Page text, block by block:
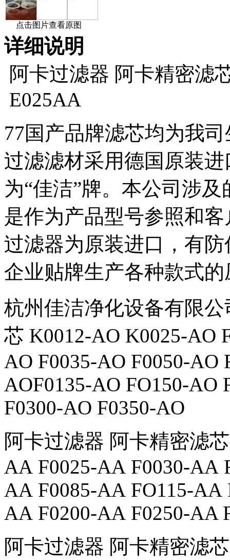
点击图片查看原图
详细说明
阿卡过滤器 阿卡精密滤
E025AA
77国产品牌滤芯均为我
过滤滤材采用德国原装
为“佳洁”牌。本公司涉
是作为产品型号参照和
过滤器为原装进口，有
企业贴牌生产各种款式
杭州佳洁净化设备有限
芯 K0012-AO K0025-AO
AO F0035-AO F0050-AO
AOF0135-AO FO150-AO
F0300-AO F0350-AO
阿卡过滤器 阿卡精密滤
AA F0025-AA F0030-AA
AA F0085-AA FO115-AA
AA F0200-AA F0250-AA
阿卡过滤器 阿卡精密滤